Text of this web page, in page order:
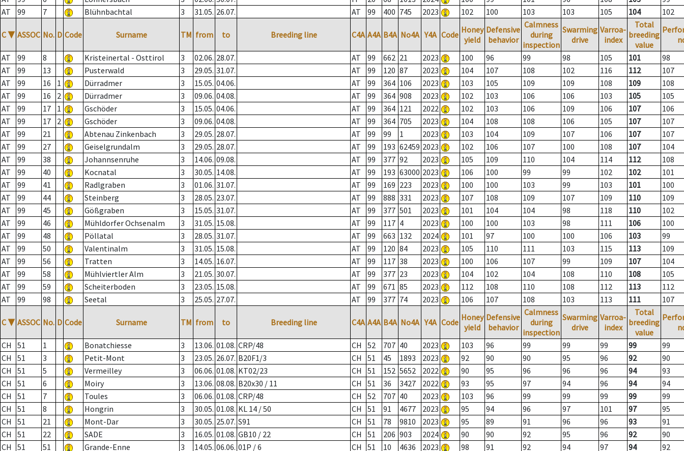
AT
99 7 Blühnbachtal 3 31.05. 26.07. AT 99 400 745 2023 102 100 103 103 105 104 102
C ▼ ASSOC No. D Code Surname TM from to Breeding line C4A A4A B4A No4A Y4A Code Honey
yield
Defensive
behavior
Calmness
during
inspection
Swarming
drive
Varroa-
index
Total
breeding
value
AT
99 8 Kristeinertal - Osttirol 3 02.06. 28.07. AT 99 662 21 2023 100 96 99 98 105 101
98
AT
99 13 Pusterwald 3 29.05. 31.07. AT 99 120 87 2023 104 107 108 102 116 112
107
AT
99 16 1 Dürradmer 3 15.05. 04.06. AT 99 364 106 2023 103 105 109 109 108 109
108
AT
99 16 2 Dürradmer 3 09.06. 04.08. AT 99 364 908 2023 102 103 106 106 103 105
105
AT
99 17 1 Gschöder 3 15.05. 04.06. AT 99 364 121 2022 102 103 106 109 106 107
106
AT
99 17 2 Gschöder 3 09.06. 04.08. AT 99 364 705 2023 104 108 108 106 105 107
107
AT
99 21 Abtenau Zinkenbach 3 29.05. 28.07. AT 99 99 1 2023 103 104 109 107 106 107
107
AT
99 27 Geiselgrundalm 3 29.05. 28.07. AT 99 193 62459 2023 102 106 107 100 108 107
104
AT
99 38 Johannsenruhe 3 14.06. 09.08. AT 99 377 92 2023 105 109 110 104 114 112
108
AT
99 40 Kocnatal 3 30.05. 14.08. AT 99 193 63000 2023 106 100 99 99 102 102
101
AT
99 41 Radlgraben 3 01.06. 31.07. AT 99 169 223 2023 100 100 103 99 103 101
100
AT
99 44 Steinberg 3 28.05. 23.07. AT 99 888 331 2023 107 108 109 107 109 110
109
AT
99 45 Gößgraben 3 15.05. 31.07. AT 99 377 501 2023 101 104 104 98 118 110
102
AT
99 46 Mühldorfer Ochsenalm 3 31.05. 15.08. AT 99 117 4 2023 100 100 103 98 111 106
100
AT
99 48 Pöllatal 3 28.05. 31.07. AT 99 663 132 2024 101 97 100 100 106 103
99
AT
99 50 Valentinalm 3 31.05. 15.08. AT 99 120 84 2023 105 110 111 103 115 113
109
AT
99 56 Tratten 3 14.05. 16.07. AT 99 117 38 2023 100 106 107 99 109 107
104
AT
99 58 Mühlviertler Alm 3 21.05. 30.07. AT 99 377 23 2023 104 102 104 108 110 108
105
AT
99 59 Scheiterboden 3 23.05. 15.08. AT 99 671 85 2023 112 108 110 108 112 113
112
AT
99 98 Seetal 3 25.05. 27.07. AT 99 377 74 2023 106 107 108 103 113 111 107
C ▼ ASSOC No. D Code Surname TM from to Breeding line C4A A4A B4A No4A Y4A Code Honey
yield
Defensive
behavior
Calmness
during
inspection
Swarming
drive
Varroa-
index
Total
breeding
value
CH
51 1 Bonatchiesse 3 13.06. 01.08. CRP/48 CH 52 707 40 2023 103 96 99 99 99 99
99
CH
51 3 Petit-Mont 3 23.05. 26.07. B20F1/3 CH 51 45 1893 2023 92 90 90 95 96 92
90
CH
51 5 Vermeilley 3 06.06. 01.08. KT02/23 CH 51 152 5652 2022 90 95 96 96 96 94
93
CH
51 6 Moiry 3 13.06. 08.08. B20x30 / 11 CH 51 36 3427 2022 93 95 97 94 96 94
94
CH
51 7 Toules 3 06.06. 01.08. CRP/48 CH 52 707 40 2023 103 96 99 99 99 99
99
CH
51 8 Hongrin 3 30.05. 01.08. KL 14 / 50 CH 51 91 4677 2023 95 94 96 97 101 97
95
CH
51 21 Mont-Dar 3 30.05. 25.07. S91 CH 51 78 9810 2023 95 89 91 96 96 93
91
CH
51 22 SADE 3 16.05. 01.08. GB10 / 22 CH 51 206 903 2024 90 90 92 95 96 92
90
CH
51 51 Grande-Enne 3 14.05. 06.06. 01P / 6 CH 51 10 4636 2023 98 91 92 94 97 94 92